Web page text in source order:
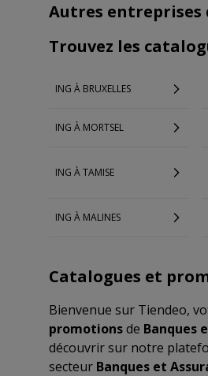
Autres entreprises
Trouvez les
ING À BRUXELLES
ING À MORTSEL
ING À TAMISE
ING À MALINES
Catalogues et
Bienvenue sur Tiendeo,
promotionsde Banques
découvrir sur notre
secteur Banques et